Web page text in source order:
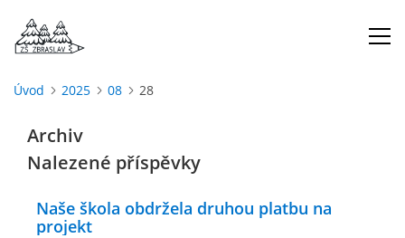
O NÁS
ŠKOLNÍ ROK
Úvod 2025 08 28
Archiv
Nalezené příspěvky
Naše škola obdržela druhou platbu na
projekt